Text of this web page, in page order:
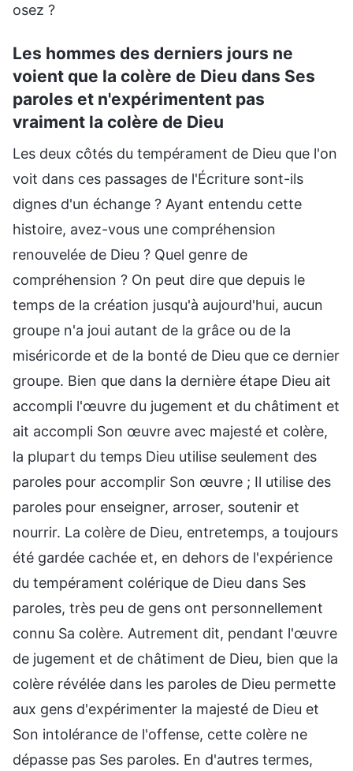
osez ?
Les hommes des derniers jours ne
voient que la colère de Dieu dans Ses
paroles et n'expérimentent pas
vraiment la colère de Dieu
Les deux côtés du tempérament de Dieu que l'on
voit dans ces passages de l'Écriture sont-ils
dignes d'un échange ? Ayant entendu cette
histoire, avez-vous une compréhension
renouvelée de Dieu ? Quel genre de
compréhension ? On peut dire que depuis le
temps de la création jusqu'à aujourd'hui, aucun
groupe n'a joui autant de la grâce ou de la
miséricorde et de la bonté de Dieu que ce dernier
groupe. Bien que dans la dernière étape Dieu ait
accompli l'œuvre du jugement et du châtiment et
ait accompli Son œuvre avec majesté et colère,
la plupart du temps Dieu utilise seulement des
paroles pour accomplir Son œuvre ; Il utilise des
paroles pour enseigner, arroser, soutenir et
nourrir. La colère de Dieu, entretemps, a toujours
été gardée cachée et, en dehors de l'expérience
du tempérament colérique de Dieu dans Ses
paroles, très peu de gens ont personnellement
connu Sa colère. Autrement dit, pendant l'œuvre
de jugement et de châtiment de Dieu, bien que la
colère révélée dans les paroles de Dieu permette
aux gens d'expérimenter la majesté de Dieu et
Son intolérance de l'offense, cette colère ne
dépasse pas Ses paroles. En d'autres termes,